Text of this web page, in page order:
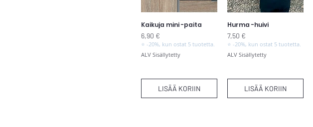
Pikakatselu
Kaikuja mini -paita
Hinta
6,90 €
⭐ -20%, kun ostat 5 tuotetta.
ALV Sisällytetty
LISÄÄ KORIIN
Pikakatselu
Hurma -huivi
Hinta
7,50 €
⭐ -20%, kun ostat 5 tuotetta.
ALV Sisällytetty
LISÄÄ KORIIN